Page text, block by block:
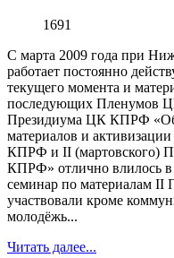
1691
С марта 2009 года при
работает постоянно
текущего момента и
последующих Пленумов
Президиума ЦК КПРФ «Об
материалов и
КПРФ и II (мартовского)
КПРФ» отлично влилось
семинар по материалам
участвовали кроме
молодёжь...
Читать далее...